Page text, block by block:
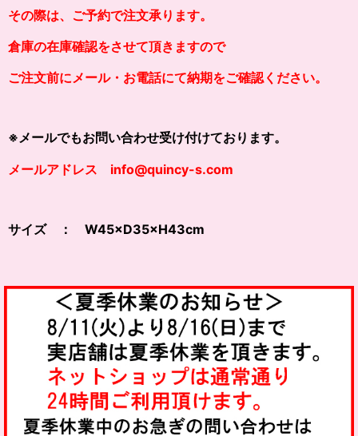
その際は、ご予約で注文承ります。
倉庫の在庫確認をさせて頂きますので
ご注文前にメール・お電話にて納期をご確認ください。
※メールでもお問い合わせ受け付けております。
メールアドレス info@quincy-s.com
サイズ ： W45×D35×H43cm